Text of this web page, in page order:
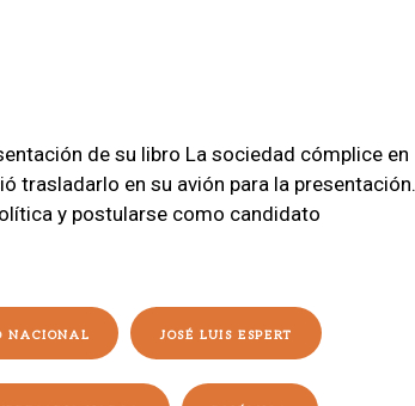
de su libro La sociedad cómplice en
trasladarlo en su avión para la presentación.
y postularse como candidato
NACIONAL JOSÉ LUIS ESPERT